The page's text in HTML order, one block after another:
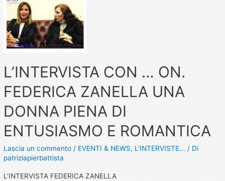
L’INTERVISTA CON … ON.
FEDERICA ZANELLA UNA
DONNA PIENA DI
ENTUSIASMO E ROMANTICA
Lascia un commento / EVENTI & NEWS, L'INTERVISTE... / Di
patriziapierbattista
L’INTERVISTA FEDERICA ZANELLA